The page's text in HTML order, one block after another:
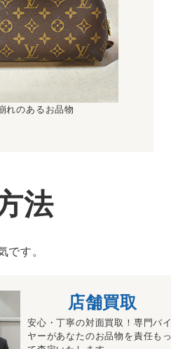
れのあるお品物
法
す。
店舗買取
安心・丁寧の対面買取！専門バイ
ヤーがあなたのお品物を責任もっ